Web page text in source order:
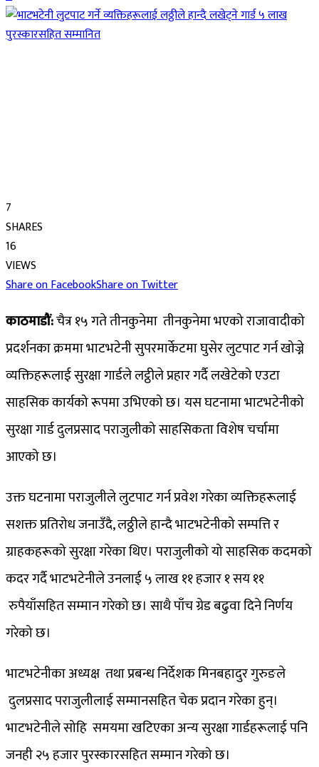
7
SHARES
16
VIEWS
Share on FacebookShare on Twitter
काठमाडौं:चैत्र १५ गते तीनकुनेमा तीनकुनेमा भएको राजावादीको
प्रदर्शनका क्रममा भाटभटेनी सुपरमार्केटमा घुसेर लुटपाट गर्न खोज्ने
व्यक्तिहरूलाई सुरक्षा गार्डले लट्ठीले प्रहार गर्दै लखेटेको एउटा
साहसिक कार्यको रूपमा उभिएको छ। यस घटनामा भाटभटेनीको
सुरक्षा गार्ड दुलप्रसाद पराजुलीको साहसिकता विशेष चर्चामा
आएको छ।
उक्त घटनामा पराजुलीले लुटपाट गर्न प्रवेश गरेका व्यक्तिहरूलाई
सशक्त प्रतिरोध जनाउँदै, लठ्ठीले हान्दै भाटभटेनीको सम्पत्ति र
ग्राहकहरूको सुरक्षा गरेका थिए। पराजुलीको यो साहसिक कदमको
कदर गर्दै भाटभटेनीले उनलाई ५ लाख ११ हजार १ सय ११
रुपैयाँसहित सम्मान गरेको छ। साथै पाँच ग्रेड बढुवा दिने निर्णय
गरेको छ।
भाटभटेनीका अध्यक्ष तथा प्रबन्ध निर्देशक मिनबहादुर गुरुङले
दुलप्रसाद पराजुलीलाई सम्मानसहित चेक प्रदान गरेका हुन्।
भाटभटेनीले सोहि समयमा खटिएका अन्य सुरक्षा गार्डहरूलाई पनि
जनही २५ हजार पुरस्कारसहित सम्मान गरेको छ।